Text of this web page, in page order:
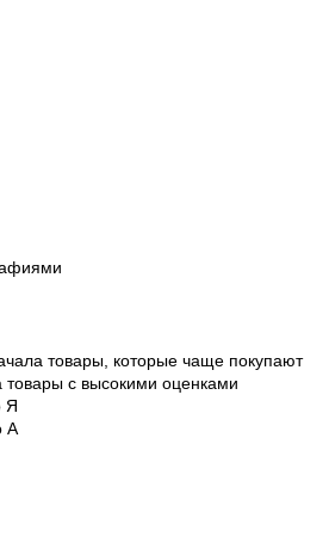
товары, которые чаще покупают
товары с высокими оценками
Я
А